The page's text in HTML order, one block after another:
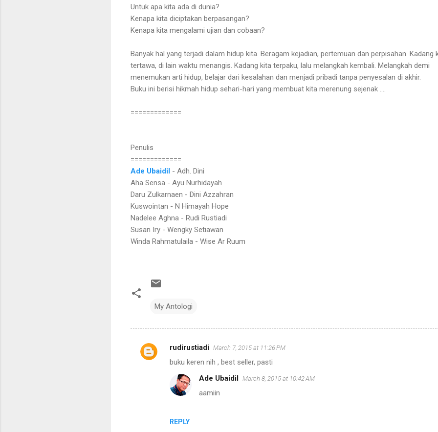
Untuk apa kita ada di dunia?
Kenapa kita diciptakan berpasangan?
Kenapa kita mengalami ujian dan cobaan?
Banyak hal yang terjadi dalam hidup kita. Beragam kejadian, pertemuan dan perpisahan. Kadang
tertawa, di lain waktu menangis. Kadang kita terpaku, lalu melangkah kembali. Melangkah demi
menemukan arti hidup, belajar dari kesalahan dan menjadi pribadi tanpa penyesalan di akhir.
Buku ini berisi hikmah hidup sehari-hari yang membuat kita merenung sejenak ....
=============
Penulis
=============
Ade Ubaidil - Adh. Dini
Aha Sensa - Ayu Nurhidayah
Daru Zulkarnaen - Dini Azzahran
Kuswointan - N Himayah Hope
Nadelee Aghna - Rudi Rustiadi
Susan Iry - Wengky Setiawan
Winda Rahmatulaila - Wise Ar Ruum
My Antologi
C
rudirustiadi March 7, 2015 at 11:26 PM
buku keren nih , best seller, pasti
REPLY
Ade Ubaidil March 8, 2015 at 10:42 AM
aamiin